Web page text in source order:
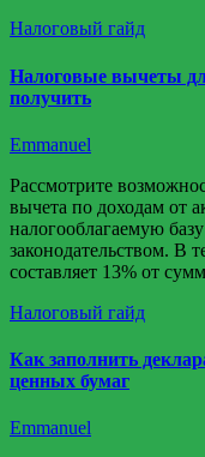
Налоговый гайд
Налоговые вычеты
получить
Emmanuel
Рассмотрите
вычета по доходам от
налогооблагаемую
законодательством. В
составляет 13% от
Налоговый гайд
Как заполнить
ценных бумаг
Emmanuel